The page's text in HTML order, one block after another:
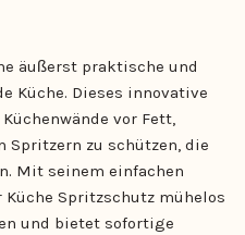
äußerst praktische und
Küche. Dieses innovative
vor Fett,
Spritzern zu schützen, die
Mit seinem einfachen
Spritzschutz mühelos
und bietet sofortige